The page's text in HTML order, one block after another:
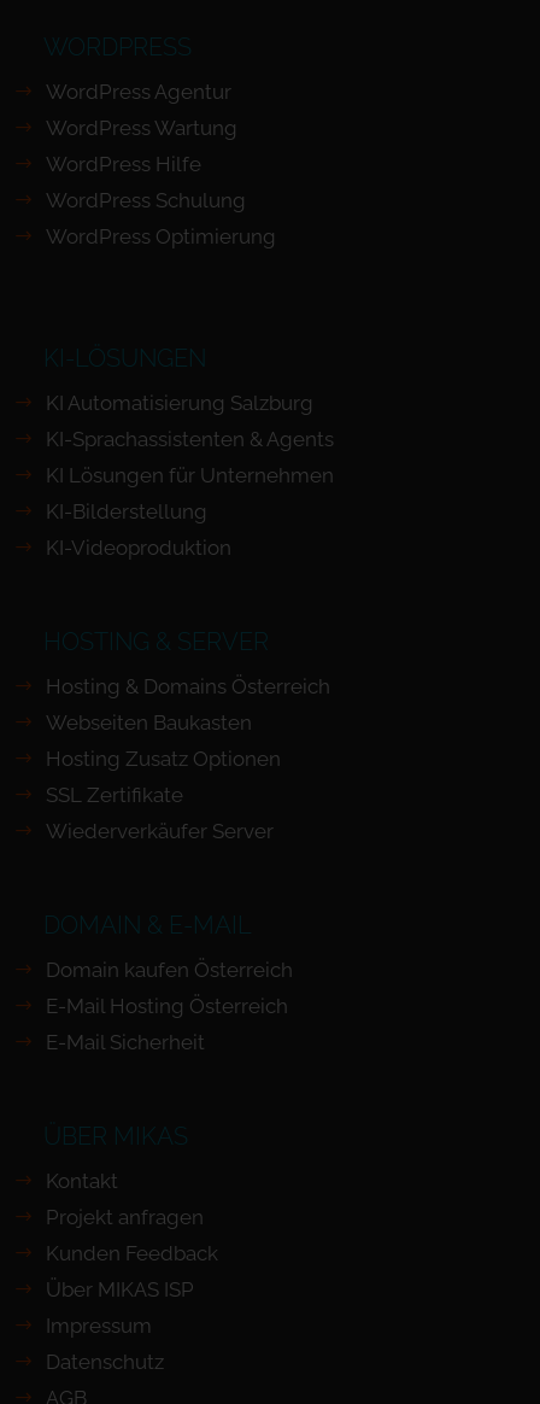
WORDPRESS
WordPress Agentur
WordPress Wartung
WordPress Hilfe
WordPress Schulung
WordPress Optimierung
KI-LÖSUNGEN
KI Automatisierung Salzburg
KI-Sprachassistenten & Agents
KI Lösungen für Unternehmen
KI-Bilderstellung
KI-Videoproduktion
HOSTING & SERVER
Hosting & Domains Österreich
Webseiten Baukasten
Hosting Zusatz Optionen
SSL Zertifikate
Wiederverkäufer Server
DOMAIN & E-MAIL
Domain kaufen Österreich
E-Mail Hosting Österreich
E-Mail Sicherheit
ÜBER MIKAS
Kontakt
Projekt anfragen
Kunden Feedback
Über MIKAS ISP
Impressum
Datenschutz
AGB